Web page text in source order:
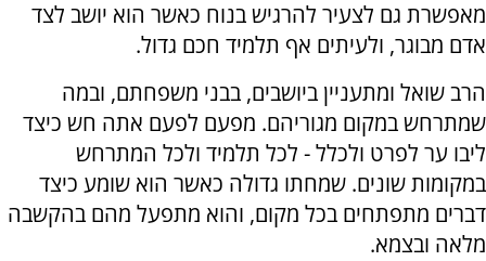
מאפשרת גם לצעיר להרגיש בנוח כאשר הוא יושב לצד
אדם מבוגר, ולעיתים אף תלמיד חכם גדול.
הרב שואל ומתעניין ביושבים, בבני משפחתם, ובמה
שמתרחש במקום מגוריהם. מפעם לפעם אתה חש כיצד
ליבו ער לפרט ולכלל - לכל תלמיד ולכל המתרחש
במקומות שונים. שמחתו גדולה כאשר הוא שומע כיצד
דברים מתפתחים בכל מקום, והוא מתפעל מהם בהקשבה
מלאה ובצמא.